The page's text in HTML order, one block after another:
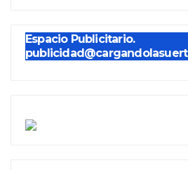
Espacio Publicitario.